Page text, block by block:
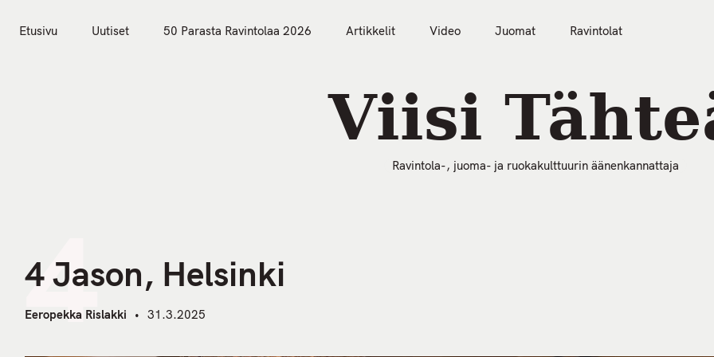
Etusivu Uutiset 50 Parasta Ravintolaa 2026 Artikkelit Video Juomat Ravintolat
Viisi
Ravintola-, juoma- ja ruokakulttuurin äänenkannattaja
4
4 Jason, Helsinki
Eeropekka Rislakki 31.3.2025